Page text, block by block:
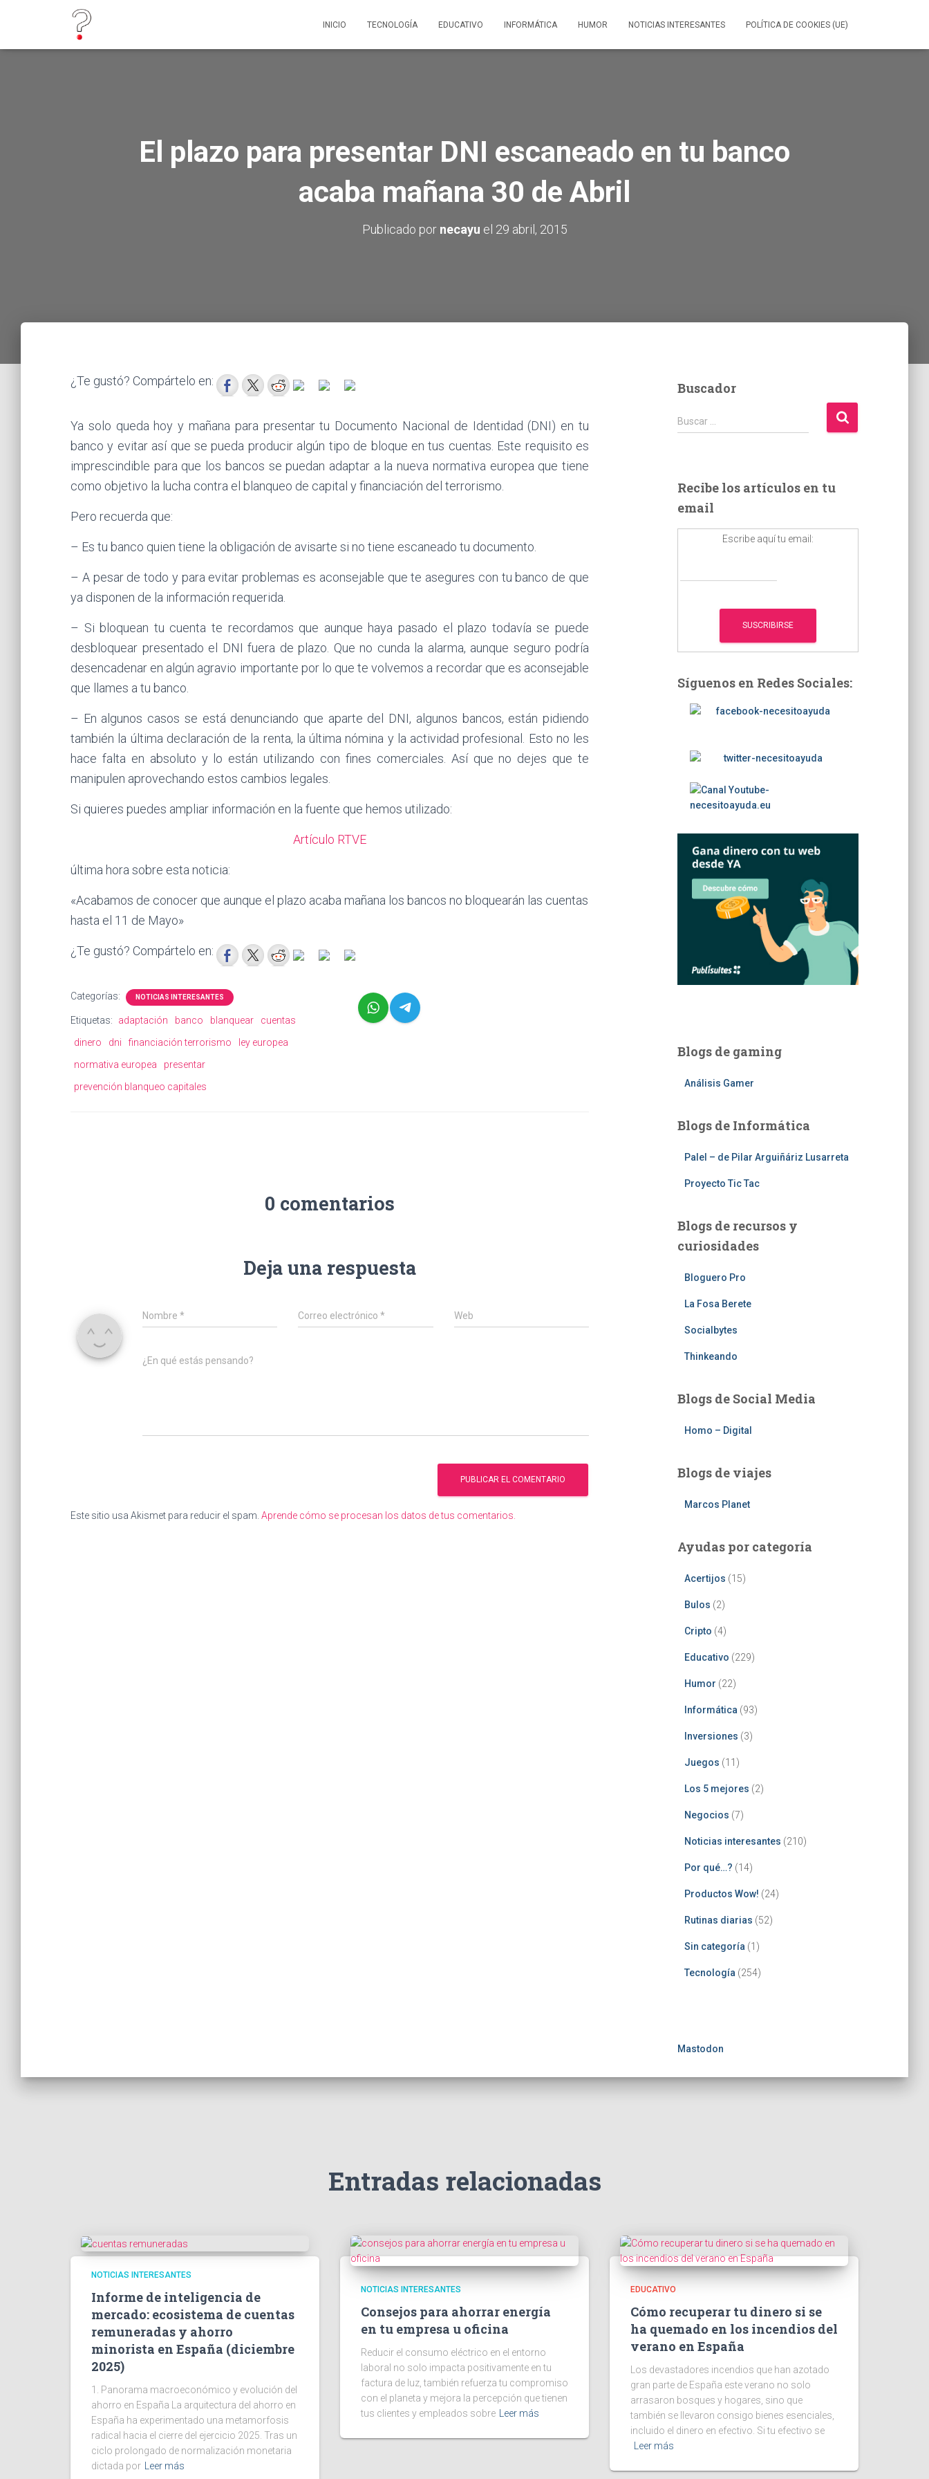
INICIO TECNOLOGÍA EDUCATIVO INFORMÁTICA HUMOR NOTICIAS INTERESANTES POLÍTICA DE COOKIES (UE)
El plazo para presentar DNI escaneado en tu banco
acaba mañana 30 de Abril
Publicado por necayu el 29 abril, 2015
¿Te gustó? Compártelo en:
Ya solo queda hoy y mañana para presentar tu Documento Nacional de Identidad (DNI) en tu
banco y evitar así que se pueda producir algún tipo de bloque en tus cuentas. Este requisito es
imprescindible para que los bancos se puedan adaptar a la nueva normativa europea que tiene
como objetivo la lucha contra el blanqueo de capital y financiación del terrorismo.
Pero recuerda que:
– Es tu banco quien tiene la obligación de avisarte si no tiene escaneado tu documento.
– A pesar de todo y para evitar problemas es aconsejable que te asegures con tu banco de que
ya disponen de la información requerida.
– Si bloquean tu cuenta te recordamos que aunque haya pasado el plazo todavía se puede
desbloquear presentado el DNI fuera de plazo. Que no cunda la alarma, aunque seguro podría
desencadenar en algún agravio importante por lo que te volvemos a recordar que es aconsejable
que llames a tu banco.
– En algunos casos se está denunciando que aparte del DNI, algunos bancos, están pidiendo
también la última declaración de la renta, la última nómina y la actividad profesional. Esto no les
hace falta en absoluto y lo están utilizando con fines comerciales. Así que no dejes que te
manipulen aprovechando estos cambios legales.
Si quieres puedes ampliar información en la fuente que hemos utilizado:
Artículo RTVE
última hora sobre esta noticia:
«Acabamos de conocer que aunque el plazo acaba mañana los bancos no bloquearán las cuentas
hasta el 11 de Mayo»
¿Te gustó? Compártelo en:
Categorías: NOTICIAS INTERESANTES
Etiquetas: adaptación banco blanquear
cuentas
dinero
dni financiación terrorismo
ley europea
normativa europea
presentar
prevención blanqueo capitales
0 comentarios
Deja una respuesta
Nombre * Correo electrónico* Web
¿En qué estás pensando?
Este sitio usa Akismet para reducir el spam. Aprende cómo se procesan los datos de tus comentarios.
Buscador
B
u
r
:
Buscar …
Recibe los artículos en tu
email
Escribe aquí tu email:
Síguenos en Redes Sociales:
Blogs de gaming
Análisis Gamer
Blogs de Informática
Palel – de Pilar Arguiñáriz Lusarreta
Proyecto Tic Tac
Blogs de recursos y
curiosidades
Bloguero Pro
La Fosa Berete
Socialbytes
Thinkeando
Blogs de Social Media
Homo – Digital
Blogs de viajes
Marcos Planet
Ayudas por categoría
Acertijos (15)
Bulos (2)
Cripto (4)
Educativo (229)
Humor (22)
Informática (93)
Inversiones (3)
Juegos (11)
Los 5 mejores (2)
Negocios (7)
Noticias interesantes (210)
Por qué…? (14)
Productos Wow! (24)
Rutinas diarias (52)
Sin categoría (1)
Tecnología (254)
Mastodon
Entradas relacionadas
NOTICIAS INTERESANTES
Informe de inteligencia de
mercado: ecosistema de cuentas
remuneradas y ahorro
minorista en España (diciembre
2025)
1. Panorama macroeconómico y evolución del
ahorro en España La arquitectura del ahorro en
España ha experimentado una metamorfosis
radical hacia el cierre del ejercicio 2025. Tras un
ciclo prolongado de normalización monetaria
dictada por
Leer más
NOTICIAS INTERESANTES
Consejos para ahorrar energía
en tu empresa u oficina
Reducir el consumo eléctrico en el entorno
laboral no solo impacta positivamente en tu
factura de luz, también refuerza tu compromiso
con el planeta y mejora la percepción que tienen
tus clientes y empleados sobre
Leer más
EDUCATIVO
Cómo recuperar tu dinero si se
ha quemado en los incendios del
verano en España
Los devastadores incendios que han azotado
gran parte de España este verano no solo
arrasaron bosques y hogares, sino que
también se llevaron consigo bienes esenciales,
incluido el dinero en efectivo. Si tu efectivo se
Leer más